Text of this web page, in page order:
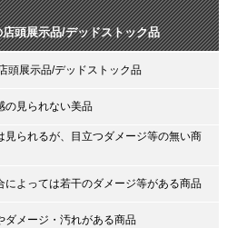
頭展示品/デッドストック品
頭展示品/デッドストック品
の見られない美品
見られるが、目立つダメージ等の無い商
によっては若干のダメージ等がある商品
ダメージ・汚れがある商品